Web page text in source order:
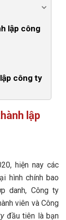
lập công
công ty
thông tin tài
lập
hiện nay các
hình chính bao
danh, Công ty
viên và Công
đầu tiên là bạn